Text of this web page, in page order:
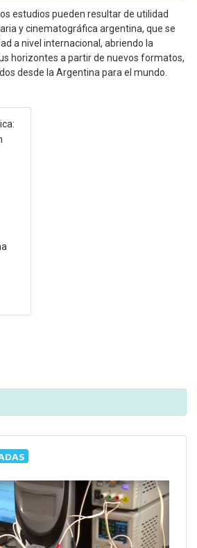
estudios pueden resultar de utilidad
y cinematográfica argentina, que se
a nivel internacional, abriendo la
horizontes a partir de nuevos formatos,
desde la Argentina para el mundo.